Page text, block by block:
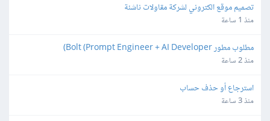
تصميم موقع الكتروني لشركة مقاولات ناشئة
منذ 1 ساعة
مطلوب مطور Bolt (Prompt Engineer + AI Developer)
منذ 2 ساعة
استرجاع أو حذف حساب
منذ 3 ساعة